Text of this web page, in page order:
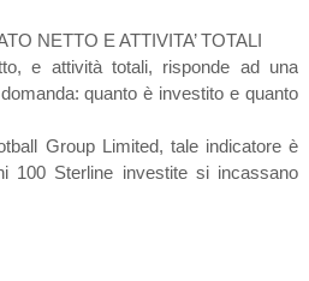
NETTO E ATTIVITA’ TOTALI
e attività totali, risponde ad una
quanto è investito e quanto
Group Limited, tale indicatore è
100 Sterline investite si incassano